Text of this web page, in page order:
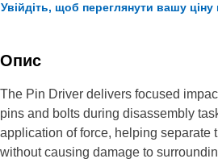
Увійдіть, щоб переглянути вашу ціну
Опис
The Pin Driver delivers focused
pins and bolts during disassembly
application of force, helping separate
without causing damage to